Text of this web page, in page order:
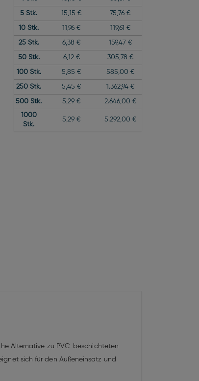
5 Stk. 15,15 € 75,76 €
10 Stk. 11,96 € 119,61 €
25Stk. 6,38 € 159,47 €
50Stk. 6,12 € 305,78 €
100Stk. 5,85 € 585,00 €
250 Stk. 5,45 € 1.362,94 €
500 Stk. 5,29 €
2.646,00 €
1000
Stk.
5,29 € 5.292,00 €
Alternative zu PVC-beschichteten
sich für den Außeneinsatz und